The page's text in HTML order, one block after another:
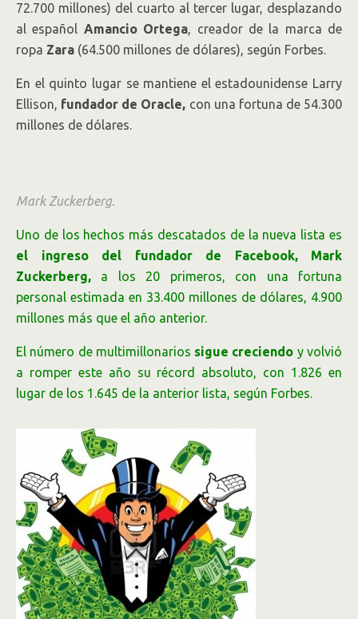
72.700 millones) del cuarto al tercer lugar, desplazando
al español Amancio Ortega, creador de la marca de
ropa Zara (64.500 millones de dólares), según Forbes.
En el quinto lugar se mantiene el estadounidense Larry
Ellison, fundador de Oracle, con una fortuna de 54.300
millones de dólares.
Mark Zuckerberg.
Uno de los hechos más descatados de la nueva lista es
el ingreso del fundador de Facebook, Mark
Zuckerberg, a los 20 primeros, con una fortuna
personal estimada en 33.400 millones de dólares, 4.900
millones más que el año anterior.
El número de multimillonarios sigue creciendo y volvió
a romper este año su récord absoluto, con 1.826 en
lugar de los 1.645 de la anterior lista, según Forbes.